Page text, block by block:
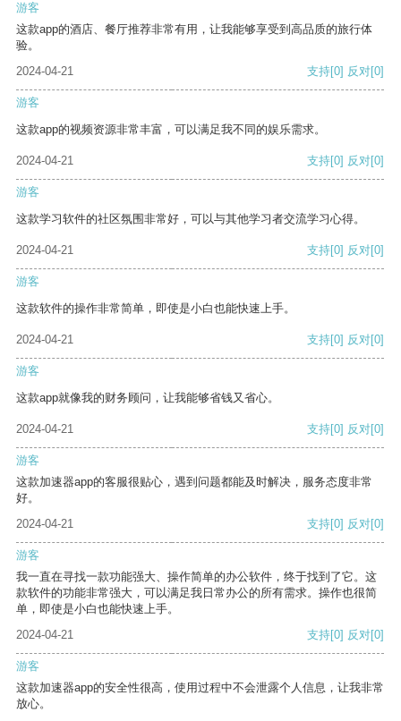
游客
这款app的酒店、餐厅推荐非常有用，让我能够享受到高品质的旅行体
验。
2024-04-21
支持[0] 反对[0]
游客
这款app的视频资源非常丰富，可以满足我不同的娱乐需求。
2024-04-21 支持[0] 反对[0]
游客
这款学习软件的社区氛围非常好，可以与其他学习者交流学习心得。
2024-04-21 支持[0] 反对[0]
游客
这款软件的操作非常简单，即使是小白也能快速上手。
2024-04-21 支持[0] 反对[0]
游客
这款app就像我的财务顾问，让我能够省钱又省心。
2024-04-21 支持[0] 反对[0]
游客
这款加速器app的客服很贴心，遇到问题都能及时解决，服务态度非常
好。
2024-04-21
支持[0] 反对[0]
游客
我一直在寻找一款功能强大、操作简单的办公软件，终于找到了它。这
款软件的功能非常强大，可以满足我日常办公的所有需求。操作也很简
单，即使是小白也能快速上手。
2024-04-21
支持[0] 反对[0]
游客
这款加速器app的安全性很高，使用过程中不会泄露个人信息，让我非常
放心。